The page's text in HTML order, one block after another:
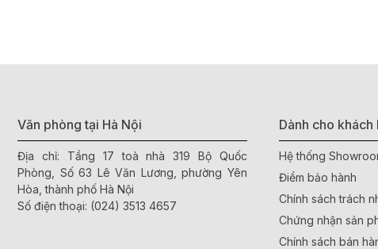
kéo dài.
Khử mùi hiệu quả – Bát đĩa luôn sạch sẽ
Mùi hôi do nước đọng hoặc không gian bếp bí khí có thể khiến bát đĩa
giữ cho bát đĩa luôn khô thoáng.
Nhờ đó, không gian bếp trở nên gọn gàng và sạch sẽ hơn, nâng cao
Văn phòng tại Hà Nội
Địa chỉ: Tầng 17 toà nhà 319 Bộ Quốc
Phòng, Số 63 Lê Văn Lương, phường Yên
Hòa, thành phố Hà Nội
Số điện thoại: (024) 3513 4657
Dành cho khách
Hệ thống
Điểm bảo hành
Chính sách trách
Chứng nhận sản
Chính sách bán